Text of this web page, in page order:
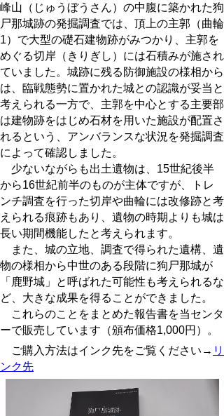
峰山（じゅうぼうさん）の中腹に築かれた狗
尸那城跡の発掘調査では、頂上の主郭（曲輪
1）で大型の礎石建物跡がみつかり、主郭を
めぐる切岸（きりぎし）には石積みが施され
ていました。城跡に残る防御施設の様相から
は、臨戦態勢に置かれた城との認識が妥当と
考えられる一方で、主郭を中心とする主要部
は建物跡をはじめ石材を用いた施設が配置さ
れるという、アンバランスな状況を発掘調査
によって確認しました。
少ないながらも出土遺物は、15世紀後半
から16世紀前半のものが主体ですが、トレ
ンチ調査を行った切岸や曲輪には改修跡と考
えられる痕跡もあり、遺物の時期よりも城は
長い期間機能したと考えられます。
また、城の立地、調査で得られた遺構、遺
物の様相から中世のある段階に狗尸那城が
「鹿野城」と呼ばれた可能性も考えられるな
ど、大きな成果を得ることができました。
これらのことをまとめた報告書を当センタ
ーで販売しています（頒布価格1,000円）。
ご購入方法はインク先をご覧ください→ リ
ンク先